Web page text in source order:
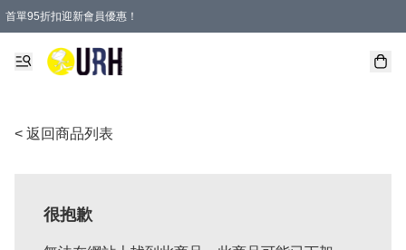
首單95折扣迎新會員優惠！
特選會員可享全單低至 95 折優惠！
單一訂單滿HKD600(澳門HKD800)包郵寄順豐送到家。
< 返回商品列表
很抱歉